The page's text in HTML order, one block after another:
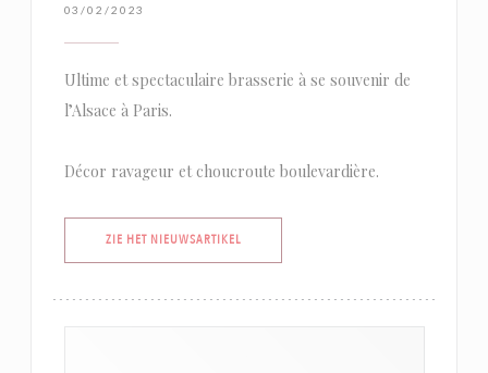
03/02/2023
Ultime et spectaculaire brasserie à se souvenir de
l’Alsace à Paris.
Décor ravageur et choucroute boulevardière.
ZIE HET NIEUWSARTIKEL((OPENT IN EEN NIEUW VENSTER))